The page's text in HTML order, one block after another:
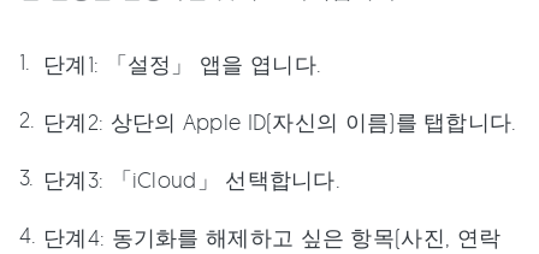
단계1: 「설정」 앱을 엽니다.
단계2: 상단의 Apple ID(자신의 이름)를 탭합니다.
단계3: 「iCloud」 선택합니다.
단계4: 동기화를 해제하고 싶은 항목(사진, 연락